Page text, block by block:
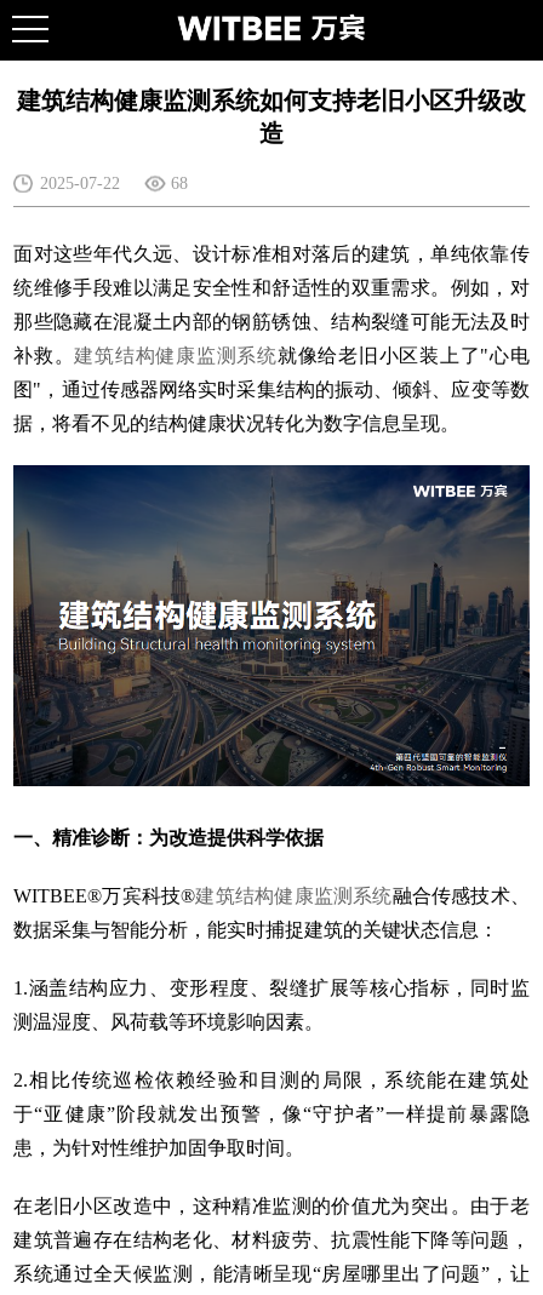
建筑结构健康监测系统如何支持老旧小区升级改
造
2025-07-22 68
面对这些年代久远、设计标准相对落后的建筑，单纯依靠传
统维修手段难以满足安全性和舒适性的双重需求。例如，对
那些隐藏在混凝土内部的钢筋锈蚀、结构裂缝可能无法及时
补救。建筑结构健康监测系统就像给老旧小区装上了"心电
图"，通过传感器网络实时采集结构的振动、倾斜、应变等数
据，将看不见的结构健康状况转化为数字信息呈现。
一、精准诊断：为改造提供科学依据
WITBEE®万宾科技®建筑结构健康监测系统融合传感技术、
数据采集与智能分析，能实时捕捉建筑的关键状态信息：
1.涵盖结构应力、变形程度、裂缝扩展等核心指标，同时监
测温湿度、风荷载等环境影响因素。
2.相比传统巡检依赖经验和目测的局限，系统能在建筑处
于“亚健康”阶段就发出预警，像“守护者”一样提前暴露隐
患，为针对性维护加固争取时间。
在老旧小区改造中，这种精准监测的价值尤为突出。由于老
建筑普遍存在结构老化、材料疲劳、抗震性能下降等问题，
系统通过全天候监测，能清晰呈现“房屋哪里出了问题”，让